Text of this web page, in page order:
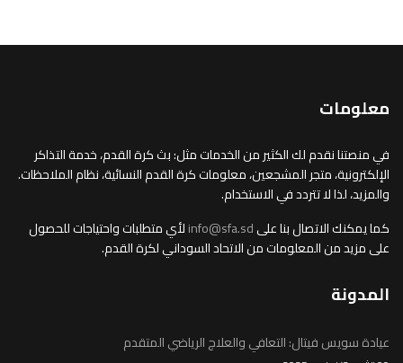
معلومات
في منصتنا نقدم لك الكثير من الخدمات مثل: بث كرة القدم، خدمة التذاكر
الإلكترونية، متجر المشجعين، معلومات كرة القدم النسائية، نظام الملاحظات.
والمزيد، لذا لا تتردد في الاستخدام.
كما يمكنك الاتصال بنا علىinfo@sfa.sdلأي متطلبات واحتياجات للحصول
على مزيد من المعلومات من الاتحاد السوداني لكرة القدم.
المدونة
عيادة سويس فيتال: التعافي والعلاج الرياضي المتقدم